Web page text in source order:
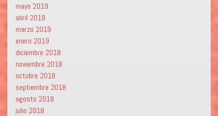
mayo 2019
abril 2019
marzo 2019
enero 2019
diciembre 2018
noviembre 2018
octubre 2018
septiembre 2018
agosto 2018
julio 2018